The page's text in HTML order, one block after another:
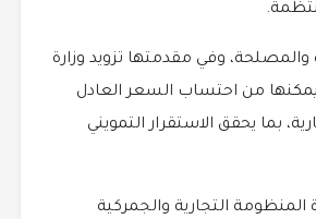
والمصلحة، وفي مقدمتها تزويد وزارة
يمكنها من احتساب السعر العادل
بما يحقق الاستقرار التمويني
التجارية والجمركية